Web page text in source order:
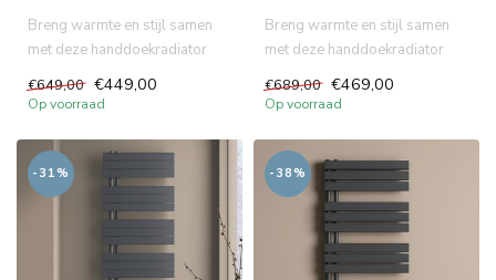
Breng warmte en stijl samen
met deze handdoekradiator
van 50cm x 160cm in een l...
€649,00 €449,00
Op voorraad
Breng warmte en stijl samen
met deze handdoekradiator
van 60cm x 160cm in een l...
€689,00 €469,00
Op voorraad
-31% -38%